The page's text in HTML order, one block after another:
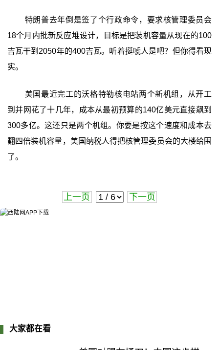
特朗普去年倒是签了个行政命令，要求核管理委员会
18个月内批新反应堆设计，目标是把装机容量从现在的100
吉瓦干到2050年的400吉瓦。听着挺唬人是吧？但你得看现
实。
美国最近完工的沃格特勒核电站两个新机组，从开工
到并网花了十几年，成本从最初预算的140亿美元直接飙到
300多亿。这还只是两个机组。你要是按这个速度和成本去
翻四倍装机容量，美国纳税人得把核管理委员会的大楼给围
了。
上一页 下一页
大家都在看